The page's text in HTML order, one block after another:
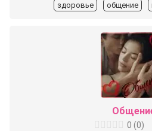
здоровье общение
0 (0)